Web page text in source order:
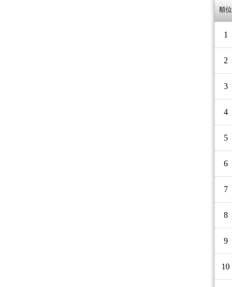
順位
1
2
3
4
5
6
7
8
9
10